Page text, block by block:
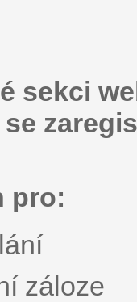
sekci
pro:
záloze